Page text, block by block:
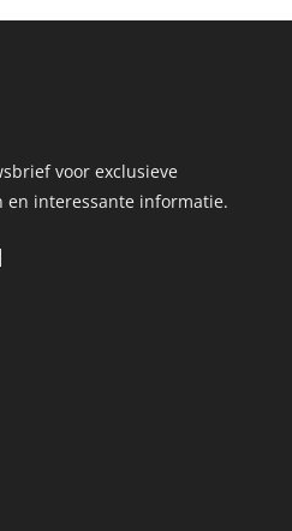
voor exclusieve
en interessante informatie.